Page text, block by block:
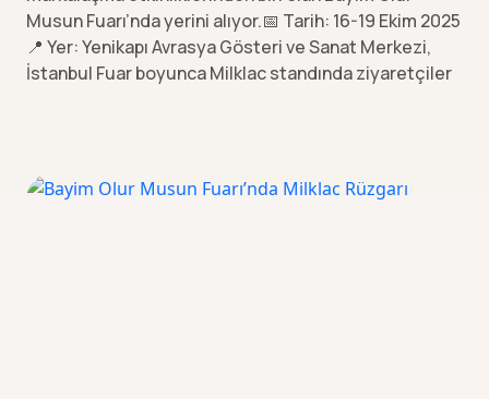
Musun Fuarı’nda yerini alıyor.📅 Tarih: 16-19 Ekim 2025
📍 Yer: Yenikapı Avrasya Gösteri ve Sanat Merkezi,
İstanbul Fuar boyunca Milklac standında ziyaretçiler